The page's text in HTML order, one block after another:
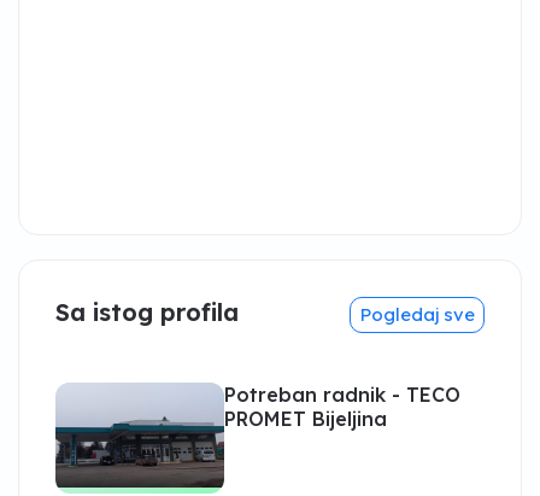
Sa istog profila Pogledaj sve
Potreban radnik - TECO
PROMET Bijeljina